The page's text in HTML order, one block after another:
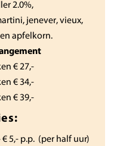
2.0%,
jenever, vieux,
apfelkorn.
€ 27,-
€ 34,-
€ 39,-
5,- p.p. (per half uur)